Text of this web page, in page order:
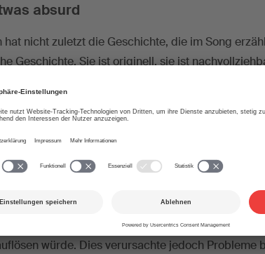
absurd
nicht zuletzt die Geschichte, die im Song
Geschichte. Sie ist originell, sie ist
Absurdes», sagt der Pianist und Komponist
Musikhochschulen in Basel und Luzern
Seine Analyse des Songs ist im Video zu
passenden Wörtern bisweilen sehr zeitintensiv
Beispiel: «Am längsten dauerte die Suche nach
Wir waren unsicher, ob man die
Sänger aus der Ich-Perspektive singen, aber
uns also auch von ‹ihm› zu erzählen, was
würde. Dies verursachte jedoch Probleme